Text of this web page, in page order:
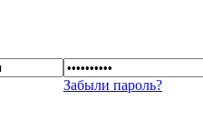
Забыли пароль?